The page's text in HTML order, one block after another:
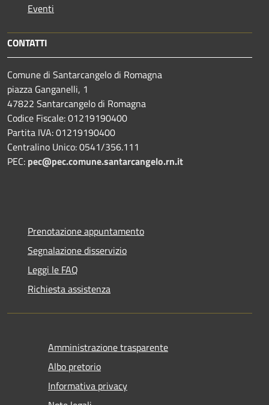
Eventi
CONTATTI
Comune di Santarcangelo di Romagna
piazza Ganganelli, 1
47822 Santarcangelo di Romagna
Codice Fiscale: 01219190400
Partita IVA: 01219190400
Centralino Unico: 0541/356.111
PEC: pec@pec.comune.santarcangelo.rn.it
Prenotazione appuntamento
Segnalazione disservizio
Leggi le FAQ
Richiesta assistenza
Amministrazione trasparente
Albo pretorio
Informativa privacy